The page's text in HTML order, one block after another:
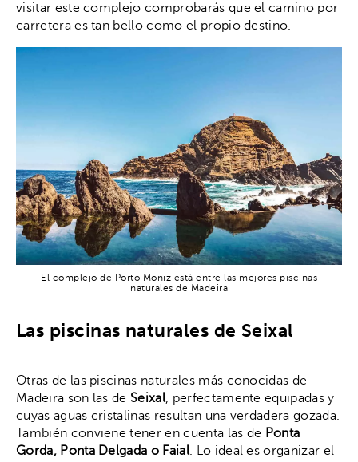
visitar este complejo comprobarás que el camino por
carretera es tan bello como el propio destino.
El complejo de Porto Moniz está entre las mejores piscinas
naturales de Madeira
Las piscinas naturales de Seixal
Otras de las piscinas naturales más conocidas de
Madeira son las deSeixal, perfectamente equipadas y
cuyas aguas cristalinas resultan una verdadera gozada.
También conviene tener en cuenta las de Ponta
Gorda, Ponta Delgada o Faial. Lo ideal es organizar el